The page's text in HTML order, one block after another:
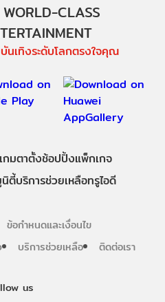
us
CLASS
นเทิงระดับโลกตรงใจคุณ
เกมตาตั้งช้อปปิ้งแพ็กเกจ
ตี้บริการช่วยเหลือทรูไอดี
ข้อกำหนดและเงื่อนไข
บริการช่วยเหลือ ติดต่อเรา